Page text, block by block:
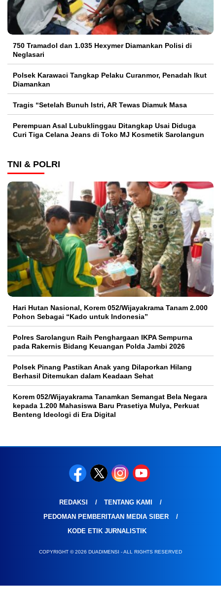
750 Tramadol dan 1.035 Hexymer Diamankan Polisi di
Neglasari
Polsek Karawaci Tangkap Pelaku Curanmor, Penadah Ikut
Diamankan
Tragis “Setelah Bunuh Istri, AR Tewas Diamuk Masa
Perempuan Asal Lubuklinggau Ditangkap Usai Diduga
Curi Tiga Celana Jeans di Toko MJ Kosmetik Sarolangun
TNI & POLRI
Hari Hutan Nasional, Korem 052/Wijayakrama Tanam 2.000
Pohon Sebagai “Kado untuk Indonesia”
Polres Sarolangun Raih Penghargaan IKPA Sempurna
pada Rakernis Bidang Keuangan Polda Jambi 2026
Polsek Pinang Pastikan Anak yang Dilaporkan Hilang
Berhasil Ditemukan dalam Keadaan Sehat
Korem 052/Wijayakrama Tanamkan Semangat Bela Negara
kepada 1.200 Mahasiswa Baru Prasetiya Mulya, Perkuat
Benteng Ideologi di Era Digital
REDAKSI
TENTANG KAMI
PEDOMAN PEMBERITAAN MEDIA SIBER
KODE ETIK JURNALISTIK
COPYRIGHT © 2026 DUADIMENSI - ALL RIGHTS RESERVED